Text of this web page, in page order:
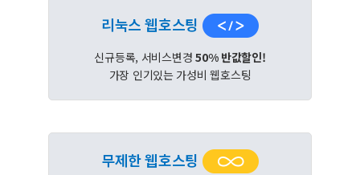
리눅스 웹호스팅
신규등록, 서비스변경50% 반값할인!
가장 인기있는 가성비 웹호스팅
무제한 웹호스팅